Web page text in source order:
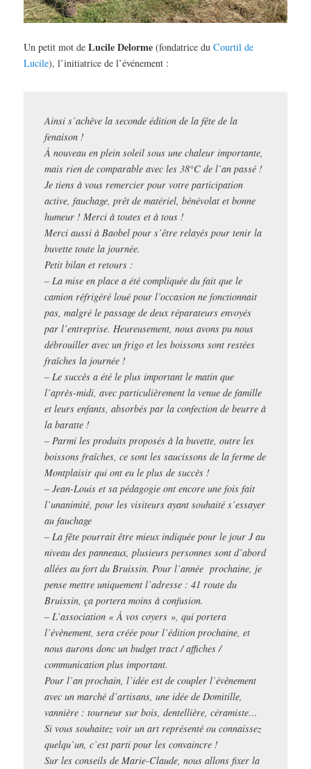
Un petit mot deLucile Delorme (fondatrice duCourtil de
Lucile), l’initiatrice de l’événement :
Ainsi s’achève la seconde édition de la fête de la
fenaison !
À nouveau en plein soleil sous une chaleur importante,
mais rien de comparable avec les 38°C de l’an passé !
Je tiens à vous remercier pour votre participation
active, fauchage, prêt de matériel, bénévolat et bonne
humeur ! Merci à toutes et à tous !
Merci aussi à Baobel pour s’être relayés pour tenir la
buvette toute la journée.
Petit bilan et retours :
– La mise en place a été compliquée du fait que le
camion réfrigéré loué pour l’occasion ne fonctionnait
pas, malgré le passage de deux réparateurs envoyés
par l’entreprise. Heureusement, nous avons pu nous
débrouiller avec un frigo et les boissons sont restées
fraîches la journée !
– Le succès a été le plus important le matin que
l’après-midi, avec particulièrement la venue de famille
et leurs enfants, absorbés par la confection de beurre à
la baratte !
– Parmi les produits proposés à la buvette, outre les
boissons fraîches, ce sont les saucissons de la ferme de
Montplaisir qui ont eu le plus de succès !
– Jean-Louis et sa pédagogie ont encore une fois fait
l’unanimité, pour les visiteurs ayant souhaité s’essayer
au fauchage
– La fête pourrait être mieux indiquée pour le jour J au
niveau des panneaux, plusieurs personnes sont d’abord
allées au fort du Bruissin. Pour l’année prochaine, je
pense mettre uniquement l’adresse : 41 route du
Bruissin, ça portera moins à confusion.
– L’association « À vos coyers », qui portera
l’évènement, sera créée pour l’édition prochaine, et
nous aurons donc un budget tract / affiches /
communication plus important.
Pour l’an prochain, l’idée est de coupler l’évènement
avec un marché d’artisans, une idée de Domitille,
vannière : tourneur sur bois, dentellière, céramiste…
Si vous souhaitez voir un art représenté ou connaissez
quelqu’un, c’est parti pour les convaincre !
Sur les conseils de Marie-Claude, nous allons fixer la